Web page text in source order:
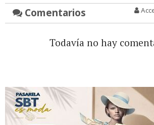
Comentarios
Todavía no hay